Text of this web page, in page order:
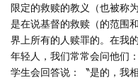
限定的救赎的教义（也被称
是在说基督的救赎（的范围
界上所有的人赎罪的。在我
年轻人，我们常常会问他们
学生会回答说：〝是的，我